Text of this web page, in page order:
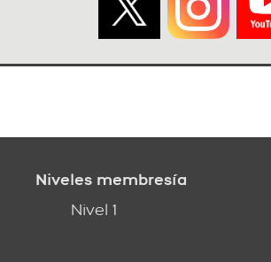
Niveles membresía
Nivel 1